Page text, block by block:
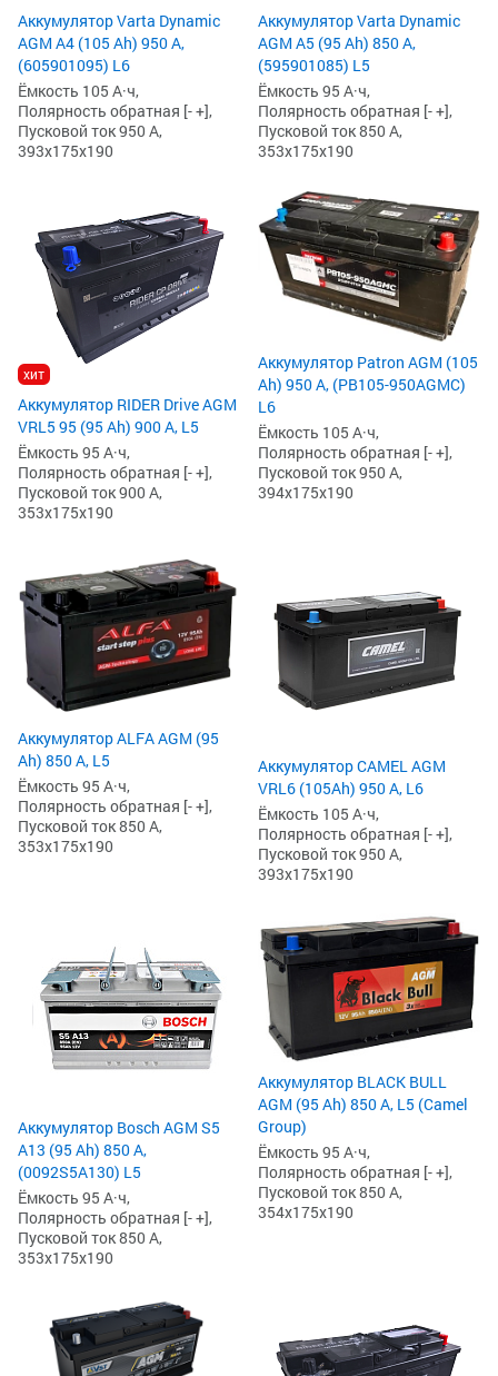
Аккумулятор Varta Dynamic
AGM A4 (105 Ah) 950 А,
(605901095) L6
Ёмкость 105 А·ч,
Полярность обратная [- +],
Пусковой ток 950 А,
393x175x190
Аккумулятор Varta Dynamic
AGM A5 (95 Ah) 850 А,
(595901085) L5
Ёмкость 95 А·ч,
Полярность обратная [- +],
Пусковой ток 850 А,
353x175x190
хит
Аккумулятор RIDER Drive AGM
VRL5 95 (95 Ah) 900 А, L5
Ёмкость 95 А·ч,
Полярность обратная [- +],
Пусковой ток 900 А,
353x175x190
Аккумулятор Patron AGM (105
Ah) 950 А, (PB105-950AGMC)
L6
Ёмкость 105 А·ч,
Полярность обратная [- +],
Пусковой ток 950 А,
394x175x190
Аккумулятор ALFA AGM (95
Ah) 850 А, L5
Ёмкость 95 А·ч,
Полярность обратная [- +],
Пусковой ток 850 А,
353x175x190
Аккумулятор CAMEL AGM
VRL6 (105Ah) 950 А, L6
Ёмкость 105 А·ч,
Полярность обратная [- +],
Пусковой ток 950 А,
393x175x190
Аккумулятор Bosch AGM S5
А13 (95 Ah) 850 А,
(0092S5A130) L5
Ёмкость 95 А·ч,
Полярность обратная [- +],
Пусковой ток 850 А,
353x175x190
Аккумулятор BLACK BULL
AGM (95 Ah) 850 А, L5 (Camel
Group)
Ёмкость 95 А·ч,
Полярность обратная [- +],
Пусковой ток 850 А,
354x175x190